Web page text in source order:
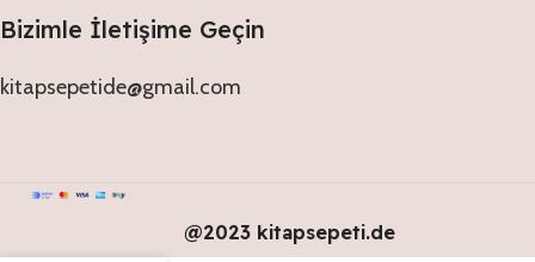
Bizimle İletişime Geçin
kitapsepetide@gmail.com
@2023 kitapsepeti.de